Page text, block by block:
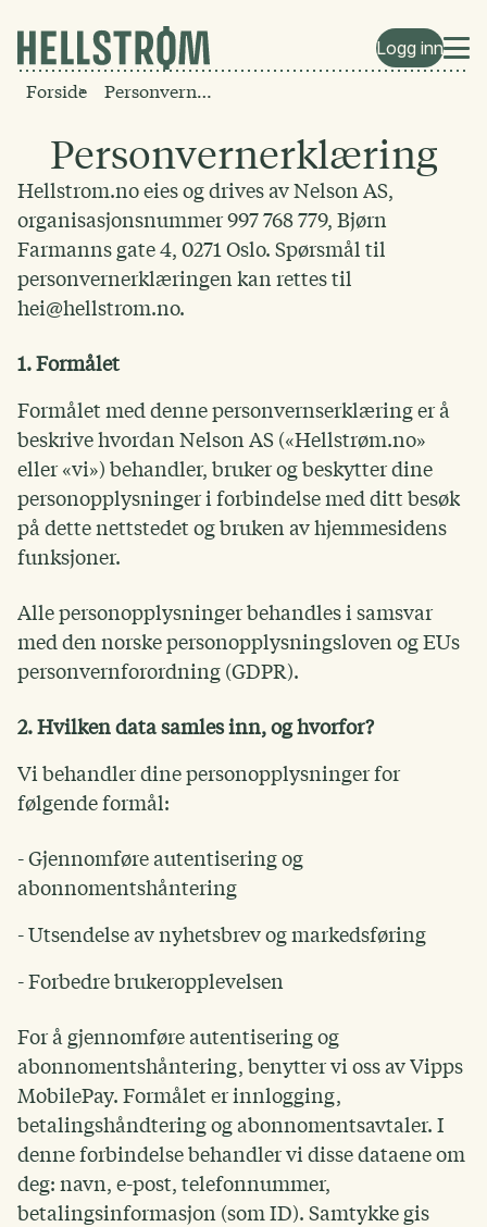
Logg inn
Forside Personvernerklæring
Personvernerklæring
Hellstrom.no eies og drives av Nelson AS,
organisasjonsnummer 997 768 779, Bjørn
Farmanns gate 4, 0271 Oslo. Spørsmål til
personvernerklæringen kan rettes til
hei@hellstrom.no.
1. Formålet
Formålet med denne personvernserklæring er å
beskrive hvordan Nelson AS («Hellstrøm.no»
eller «vi») behandler, bruker og beskytter dine
personopplysninger i forbindelse med ditt besøk
på dette nettstedet og bruken av hjemmesidens
funksjoner.
Alle personopplysninger behandles i samsvar
med den norske personopplysningsloven og EUs
personvernforordning (GDPR).
2. Hvilken data samles inn, og hvorfor?
Vi behandler dine personopplysninger for
følgende formål:
- Gjennomføre autentisering og
abonnomentshåntering
- Utsendelse av nyhetsbrev og markedsføring
- Forbedre brukeropplevelsen
For å gjennomføre autentisering og
abonnomentshåntering, benytter vi oss av Vipps
MobilePay. Formålet er innlogging,
betalingshåndtering og abonnomentsavtaler. I
denne forbindelse behandler vi disse dataene om
deg: navn, e-post, telefonnummer,
betalingsinformasjon (som ID). Samtykke gis